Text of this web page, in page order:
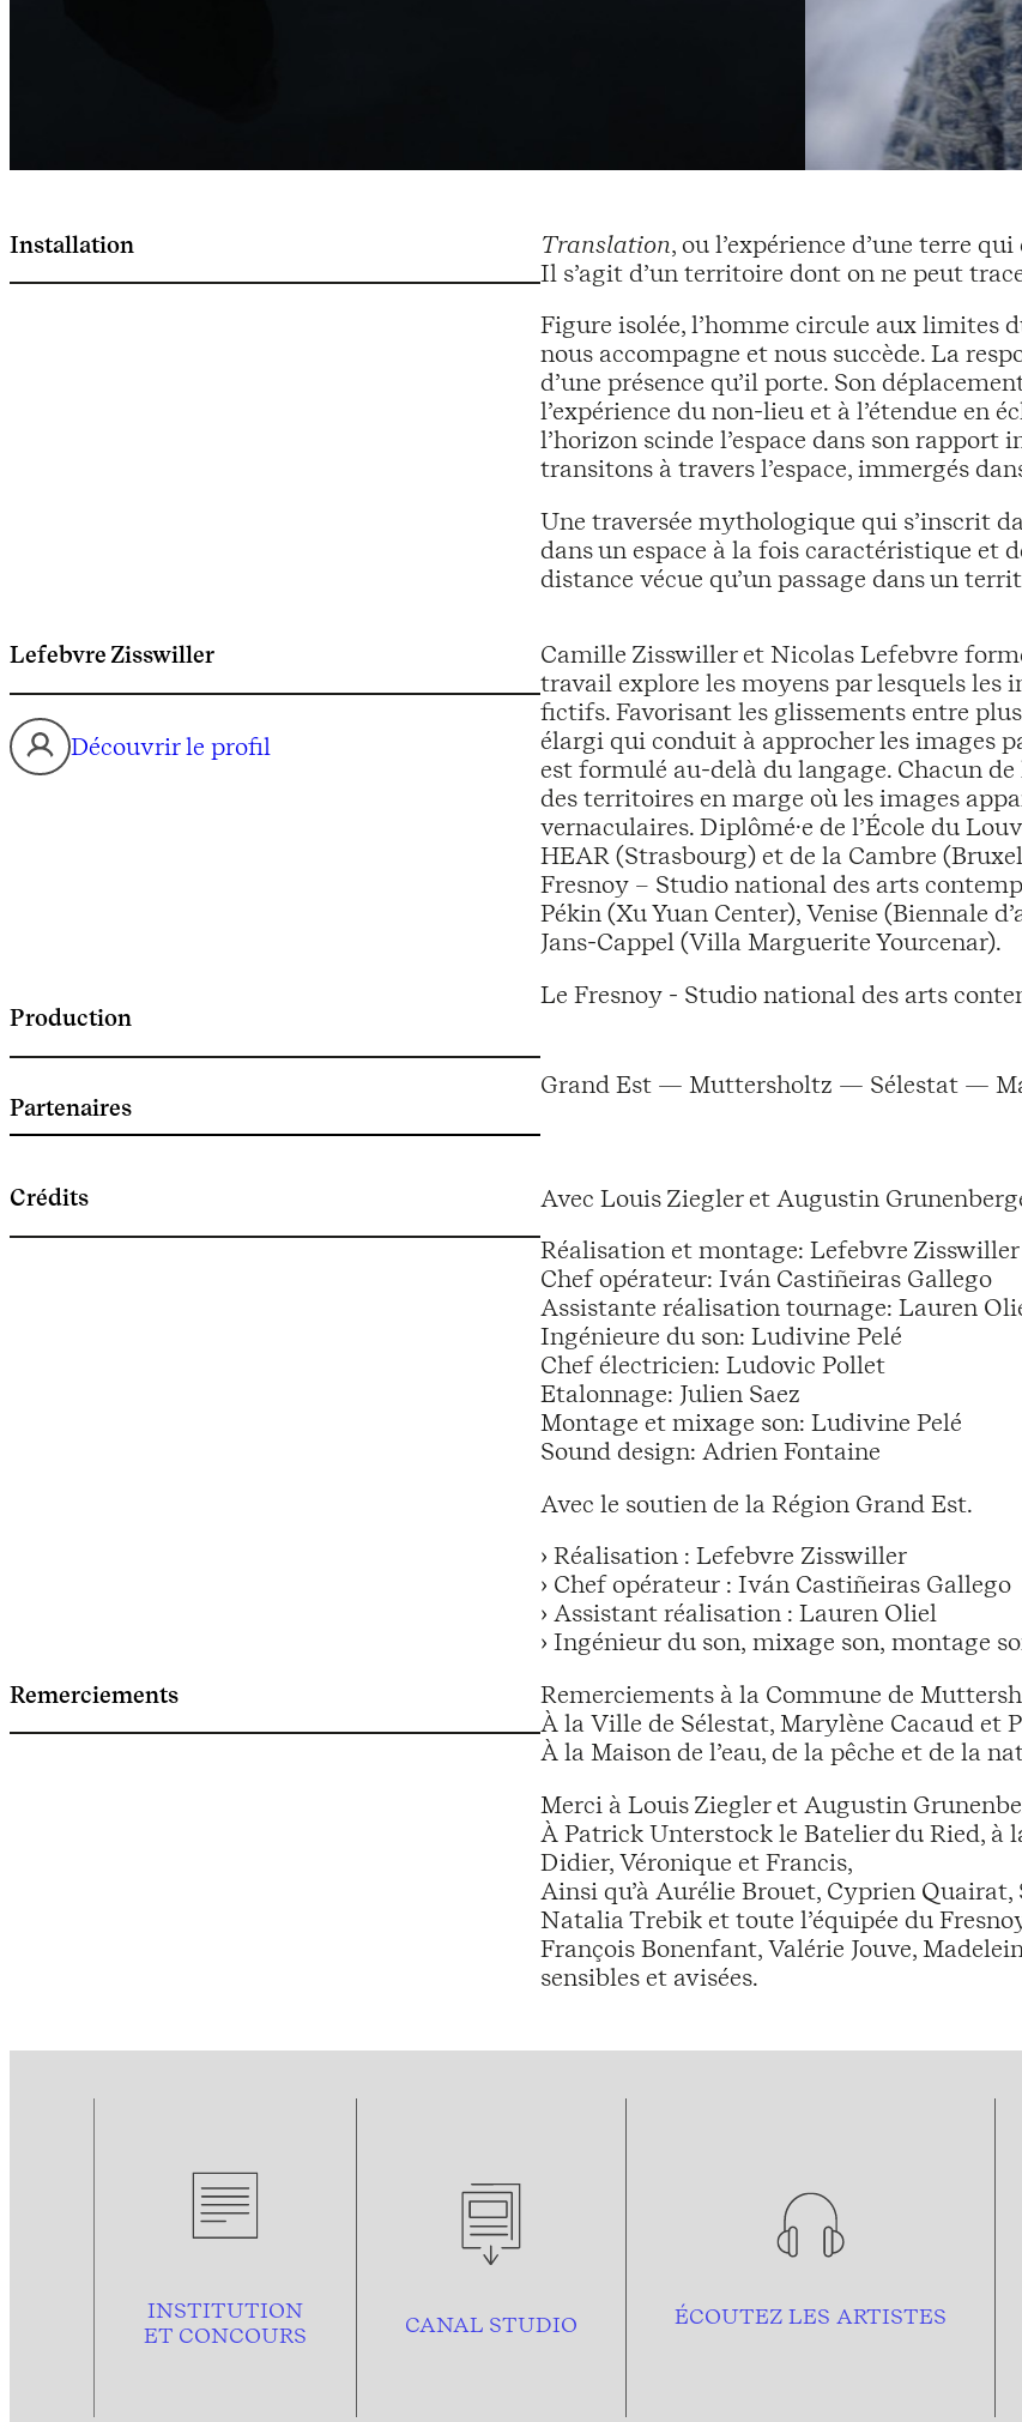
Installation Translation, ou l’expérience d’une terre
Il s’agit d’un territoire dont on ne peut
Figure isolée, l’homme circule aux limites
nous accompagne et nous succède. La
d’une présence qu’il porte. Son
l’expérience du non-lieu et à l’étendue en
l’horizon scinde l’espace dans son
transitons à travers l’espace, immergés
Une traversée mythologique qui s’inscrit
dans un espace à la fois caractéristique et
distance vécue qu’un passage dans un
Lefebvre Zisswiller
Découvrir le profil
Camille Zisswiller et Nicolas Lefebvre
travail explore les moyens par lesquels les
fictifs. Favorisant les glissements entre
élargi qui conduit à approcher les images
est formulé au-delà du langage. Chacun
des territoires en marge où les images
vernaculaires. Diplômé·e de l’École du
HEAR (Strasbourg) et de la Cambre
Fresnoy – Studio national des arts
Pékin (Xu Yuan Center), Venise (Biennale
Jans-Cappel (Villa Marguerite Yourcenar).
Production
Le Fresnoy - Studio national des arts
Partenaires
Grand Est — Muttersholtz — Sélestat —
Crédits
Avec Louis Ziegler et Augustin
Réalisation et montage: Lefebvre Zisswiller
Chef opérateur: Iván Castiñeiras Gallego
Assistante réalisation tournage: Lauren
Ingénieure du son: Ludivine Pelé
Chef électricien: Ludovic Pollet
Etalonnage: Julien Saez
Montage et mixage son: Ludivine Pelé
Sound design: Adrien Fontaine
Avec le soutien de la Région Grand Est.
› Réalisation : Lefebvre Zisswiller
› Chef opérateur : Iván Castiñeiras Gallego
› Assistant réalisation : Lauren Oliel
› Ingénieur du son, mixage son, montage
Remerciements
Remerciements à la Commune de
À la Ville de Sélestat, Marylène Cacaud et
À la Maison de l’eau, de la pêche et de la
Merci à Louis Ziegler et Augustin
À Patrick Unterstock le Batelier du Ried,
Didier, Véronique et Francis,
Ainsi qu’à Aurélie Brouet, Cyprien
Natalia Trebik et toute l’équipée du
François Bonenfant, Valérie Jouve,
sensibles et avisées.
INSTITUTION
ET CONCOURS
CANAL STUDIO ÉCOUTEZ LES ARTISTES